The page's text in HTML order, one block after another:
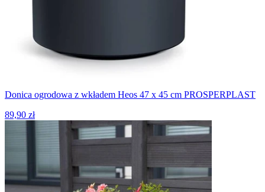
Donica ogrodowa z wkładem Heos 47 x 45 cm PROSPERPLAST
89,90 zł